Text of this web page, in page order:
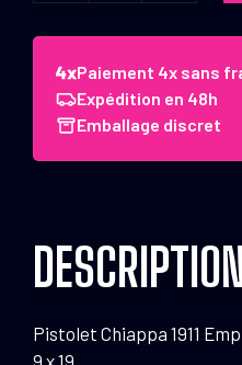
1911
Empire
Paiement 4x sans
Expédition en 48h
Emballage discret
DESCRIPTION
Pistolet Chiappa 1911